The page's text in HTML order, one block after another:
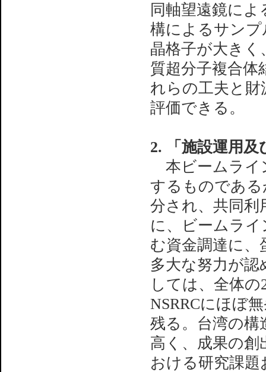
同軸望遠鏡によ
構によるサン
晶格子が大きく
質超分子複合
れらの工夫と
評価できる。
2. 「施設運用
本ビームライ
するものであ
分され、共同利
に、ビームラ
む資金調達に
多大な努力が
しては、全体
NSRRCにほぼ
残る。台湾の構
高く、成果の
おける研究課